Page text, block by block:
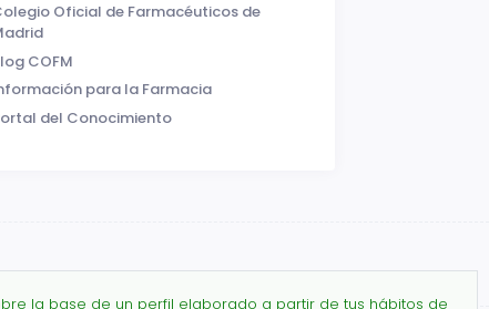
Oficial de Farmacéuticos de
COFM
para la Farmacia
del Conocimiento
la base de un perfil elaborado a partir de tus hábitos de